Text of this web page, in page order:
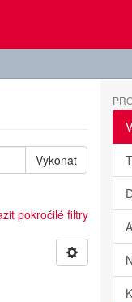
Vykonat
pokročilé filtry